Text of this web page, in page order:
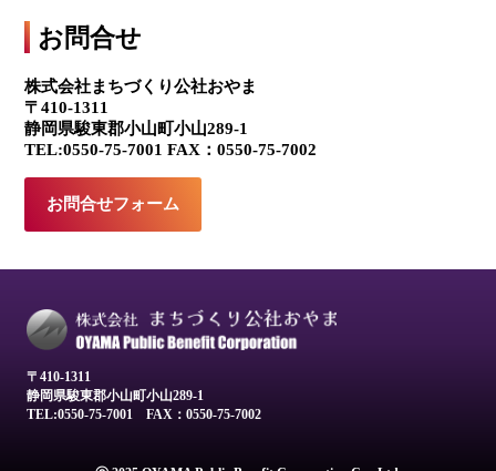
お問合せ
株式会社まちづくり公社おやま
〒410-1311
静岡県駿東郡小山町小山289-1
TEL:0550-75-7001 FAX：0550-75-7002
お問合せフォーム
〒410-1311
静岡県駿東郡小山町小山289-1
TEL:0550-75-7001
FAX：0550-75-7002